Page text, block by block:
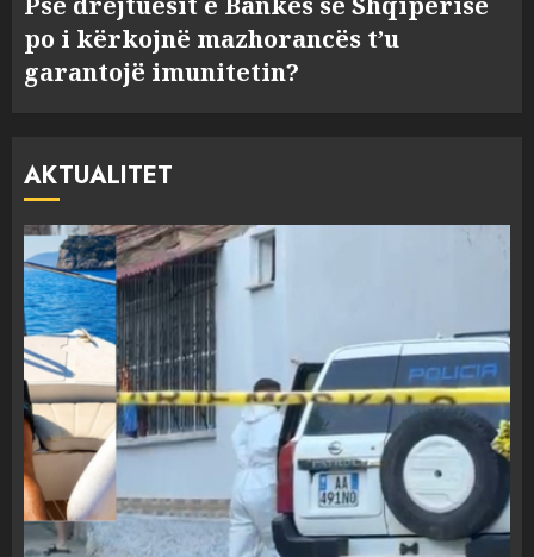
po i kërkojnë mazhorancës t’u
garantojë imunitetin?
AKTUALITET